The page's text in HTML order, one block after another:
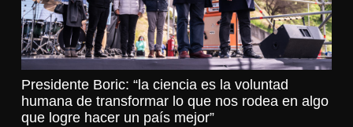
Presidente Boric: “la ciencia es la voluntad
humana de transformar lo que nos rodea en algo
que logre hacer un país mejor”